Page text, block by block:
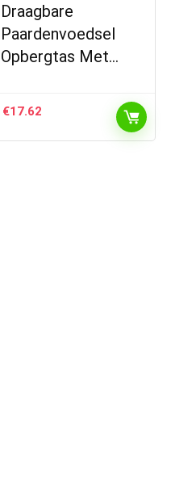
Draagbare
Paardenvoedsel
Opbergtas Met…
€17.62